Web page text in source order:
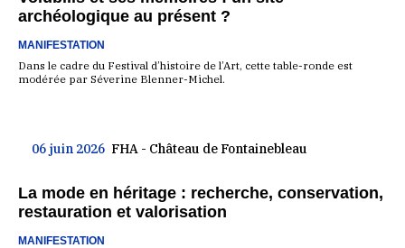
archéologique au présent ?
MANIFESTATION
Dans le cadre du Festival d’histoire de l’Art, cette table-ronde est
modérée par Séverine Blenner-Michel.
06 juin 2026 FHA - Château de Fontainebleau
La mode en héritage : recherche, conservation,
restauration et valorisation
MANIFESTATION